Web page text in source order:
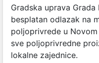
Gradska uprava
besplatan odlazak na
poljoprivrede u Novom
sve poljoprivredne
lokalne zajednice.